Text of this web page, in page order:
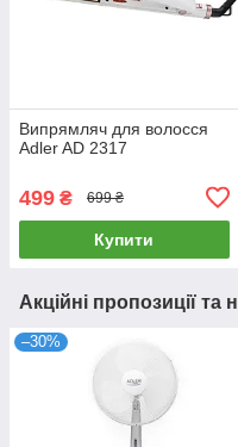
Випрямляч для волосся
Adler AD 2317
499 ₴ 699 ₴
Купити
Акційні пропозиції та
–30%